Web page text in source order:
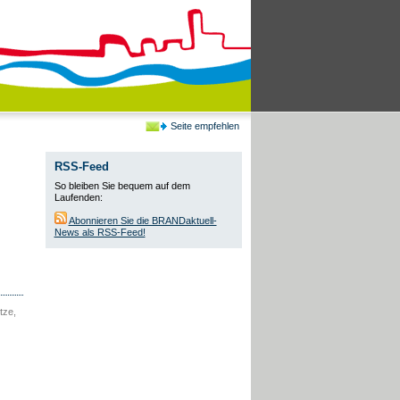
Seite empfehlen
RSS-Feed
So bleiben Sie bequem auf dem
Laufenden:
Abonnieren Sie die BRANDaktuell-
News als RSS-Feed!